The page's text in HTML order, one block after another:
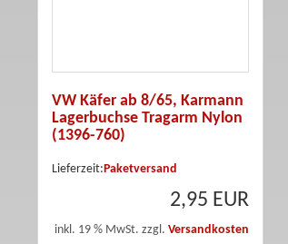
VW Käfer ab 8/65, Karmann
Lagerbuchse Tragarm Nylon
(1396-760)
Lieferzeit: Paketversand
2,95 EUR
inkl. 19 % MwSt. zzgl. Versandkosten